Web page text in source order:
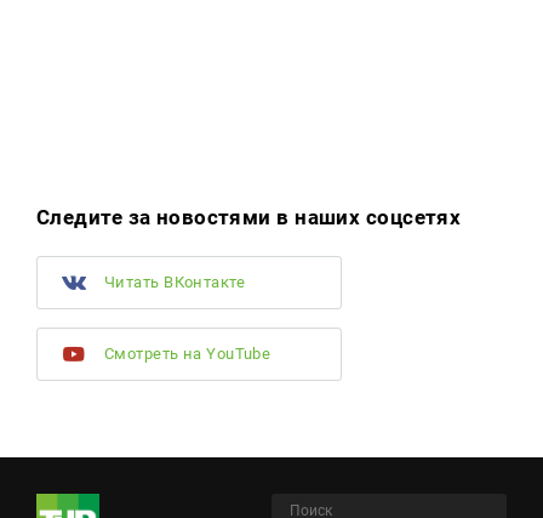
Следите за новостями в наших соцсетях
Читать ВКонтакте
Смотреть на YouTube